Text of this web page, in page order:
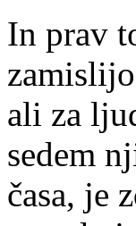
In prav
ali za
sedem
časa, je